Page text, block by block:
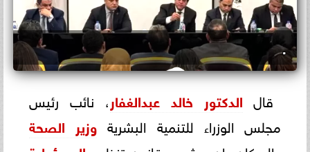
.
قال الدكتور خالد عبدالغفار، نائب رئيس
مجلس الوزراء للتنمية البشرية وزير الصحة